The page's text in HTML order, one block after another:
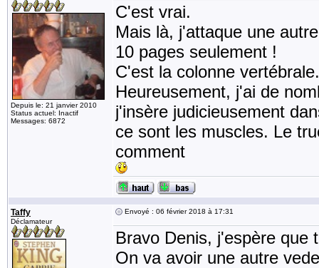
Depuis le: 21 janvier 2010
Status actuel: Inactif
Messages: 6872
C'est vrai.
Mais là, j'attaque une
10 pages seulement !
C'est la colonne vertébrale.
Heureusement, j'ai de
j'insère judicieusement
ce sont les muscles. Le
comment
Taffy
Déclamateur
Envoyé : 06 février 2018 à 17:31
Bravo Denis, j'espère que
On va avoir une autre